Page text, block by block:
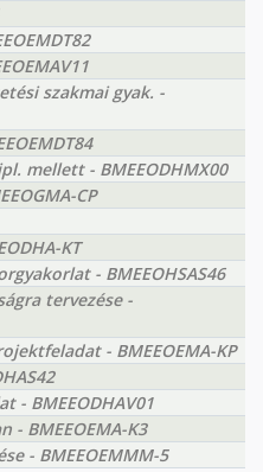
szakmai gyak. -
mellett - BMEEODHMX00
CP
KT
- BMEEOHSAS46
tervezése -
- BMEEOEMA-KP
- BMEEODHAV01
- BMEEOEMA-K3
- BMEEOEMMM-5